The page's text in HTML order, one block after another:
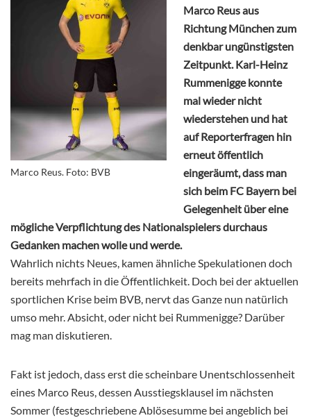
Marco Reus. Foto: BVB
Marco Reus aus
Richtung München zum
denkbar ungünstigsten
Zeitpunkt. Karl-Heinz
Rummenigge konnte
mal wieder nicht
wiederstehen und hat
auf Reporterfragen hin
erneut öffentlich
eingeräumt, dass man
sich beim FC Bayern bei
Gelegenheit über eine
mögliche Verpflichtung des Nationalspielers durchaus
Gedanken machen wolle und werde.
Wahrlich nichts Neues, kamen ähnliche Spekulationen doch
bereits mehrfach in die Öffentlichkeit. Doch bei der aktuellen
sportlichen Krise beim BVB, nervt das Ganze nun natürlich
umso mehr. Absicht, oder nicht bei Rummenigge? Darüber
mag man diskutieren.
Fakt ist jedoch, dass erst die scheinbare Unentschlossenheit
eines Marco Reus, dessen Ausstiegsklausel im nächsten
Sommer (festgeschriebene Ablösesumme bei angeblich bei